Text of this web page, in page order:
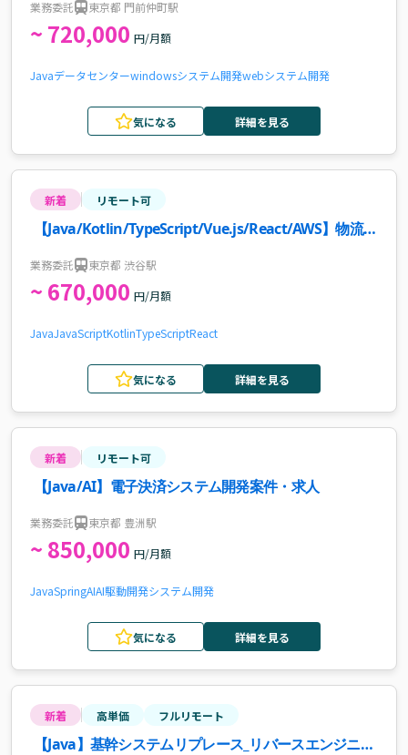
業務委託 東京都 門前仲町駅
~ 720,000 円/月額
Javaデータセンターwindowsシステム開発webシステム開発
気になる 詳細を見る
新着 リモート可
【Java/Kotlin/TypeScript/Vue.js/React/AWS】物流業
業務委託 東京都 渋谷駅
~ 670,000 円/月額
JavaJavaScriptKotlinTypeScriptReact
気になる 詳細を見る
新着 リモート可
【Java/AI】電子決済システム開発案件・求人
業務委託 東京都 豊洲駅
~ 850,000 円/月額
JavaSpringAIAI駆動開発システム開発
気になる 詳細を見る
新着 高単価 フルリモート
【Java】基幹システムリプレース_リバースエンジニア